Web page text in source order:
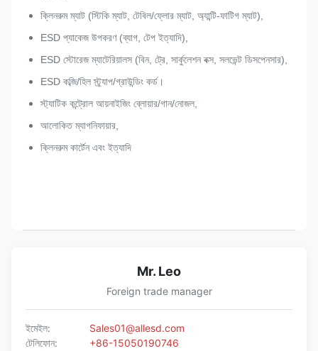
ক্লিনরুম ম্যাট (স্টিকি ম্যাট, টেবিল/ফ্লোর ম্যাট, অ্যান্টি-ফাটিগ ম্যাট),
ESD প্যাকেজ উপকরণ (ব্যাগ, টেপ ইত্যাদি),
ESD স্টোরেজ ম্যাটেরিয়ালস (বিন, ট্রে, সার্কুলেশন বক্স, সলভেন্ট ডিসপেনসার),
ESD কব্জি/হিল স্ট্র্যাপ/গ্রাউন্ডিং কর্ড।
স্ট্যাটিক কন্ট্রোল আয়নাইজিং ব্লোয়ার/গান/নোজল,
আলোকিত ম্যাগনিফায়ার,
ক্লিনরুম কার্টেন এবং ইত্যাদি
Mr. Leo
Foreign trade manager
ইমেইল:
Sales01@allesd.com
টেলিফোন:
+86-15050190746